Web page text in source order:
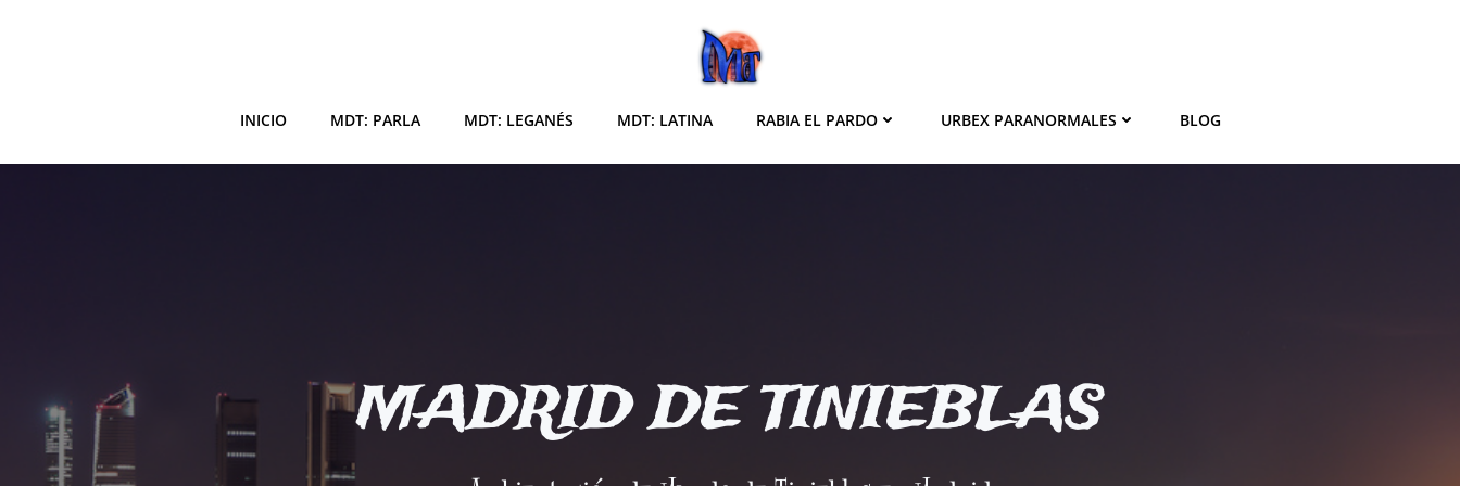
INICIO MDT: PARLA MDT: LEGANÉS MDT: LATINA RABIA EL PARDO URBEX PARANORMALES BLOG
MADRID DE TINIEBLAS